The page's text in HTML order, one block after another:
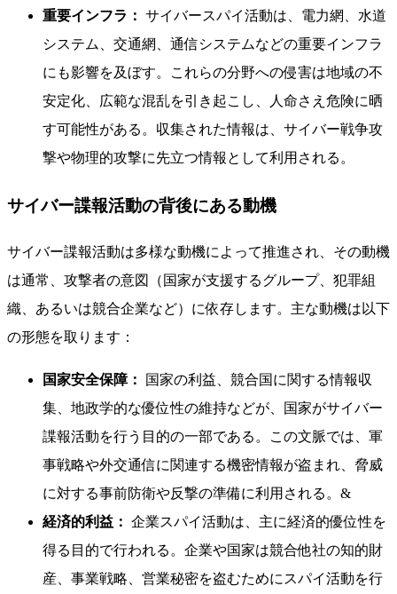
重要インフラ： サイバースパイ活動は、電力網、水道
システム、交通網、通信システムなどの重要インフラ
にも影響を及ぼす。これらの分野への侵害は地域の不
安定化、広範な混乱を引き起こし、人命さえ危険に晒
す可能性がある。収集された情報は、サイバー戦争攻
撃や物理的攻撃に先立つ情報として利用される。
サイバー諜報活動の背後にある動機
サイバー諜報活動は多様な動機によって推進され、その動機
は通常、攻撃者の意図（国家が支援するグループ、犯罪組
織、あるいは競合企業など）に依存します。主な動機は以下
の形態を取ります：
国家安全保障：
国家の利益、競合国に関する情報収
集、地政学的な優位性の維持などが、国家がサイバー
諜報活動を行う目的の一部である。この文脈では、軍
事戦略や外交通信に関連する機密情報が盗まれ、脅威
に対する事前防衛や反撃の準備に利用される。&
経済的利益： 企業スパイ活動は、主に経済的優位性を
得る目的で行われる。企業や国家は競合他社の知的財
産、事業戦略、営業秘密を盗むためにスパイ活動を行